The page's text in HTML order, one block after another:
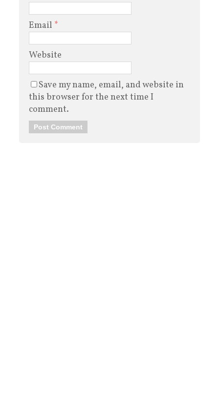
Email *
Website
Save my name, email, and website in
this browser for the next time I
comment.